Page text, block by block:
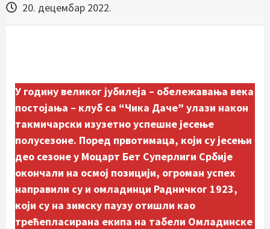
20. децембар 2022.
У годину великог јубилеја – обележавања века
постојања – клуб са “Чика Даче” улази након
такмичарски изузетно успешне јесење
полусезоне. Поред првотимаца, који су јесењи
део сезоне у Моцарт Бет Суперлиги Србије
окончали на осмој позицији, огроман успех
направили су и омладинци Радничког 1923,
који су на зимску паузу отишли као
трећепласирана екипа на табели Омладинске